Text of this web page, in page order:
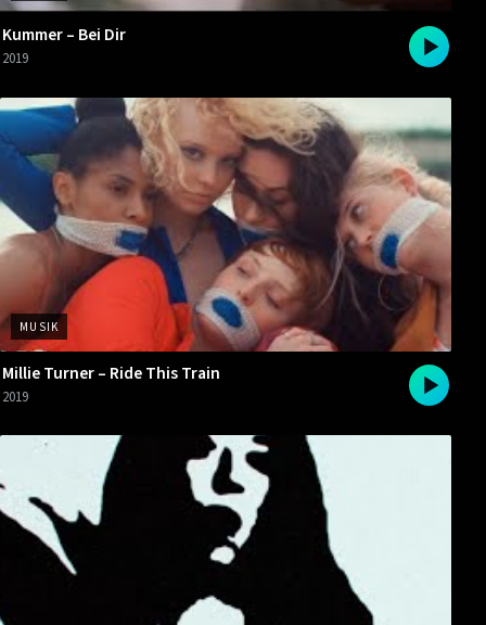
Kummer – Bei Dir
2019
MUSIK
Millie Turner – Ride This Train
2019